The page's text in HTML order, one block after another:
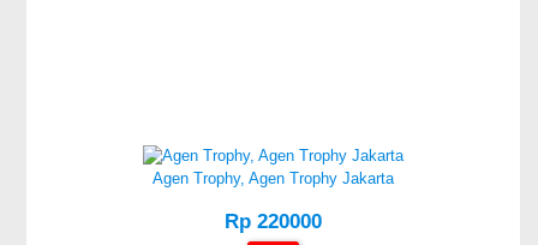
Agen Trophy, Agen Trophy Jakarta
Rp 220000